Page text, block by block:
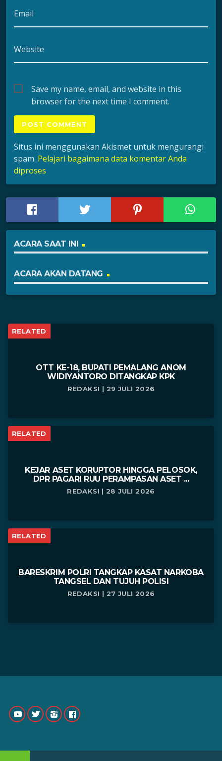
Email
Website
Save my name, email, and website in this
browser for the next time I comment.
Situs ini menggunakan Akismet untuk mengurangi
spam. Pelajari bagaimana data komentar Anda
diproses
ACARA SAAT INI
ACARA AKAN DATANG
RELATED
OTT KE-18, BUPATI PEMALANG ANOM
WIDIYANTORO DITANGKAP KPK
REDAKSI | 29 JULI 2026
RELATED
KEJAR ASET KORUPTOR HINGGA PELOSOK,
DPR PAGARI RUU PERAMPASAN ASET ...
REDAKSI | 28 JULI 2026
RELATED
BARESKRIM POLRI TANGKAP KASAT NARKOBA
TANGSEL DAN TUJUH POLISI
REDAKSI | 27 JULI 2026